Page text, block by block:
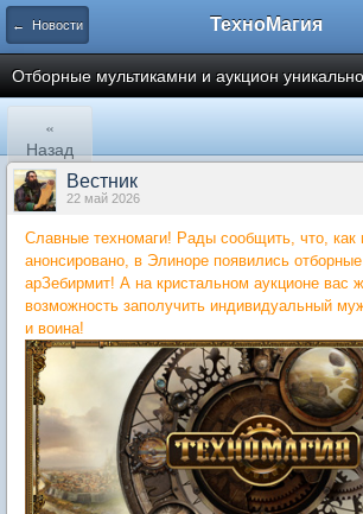
← Новости ТехноМагия
Отборные мультикамни и аукцион
«
Назад
Вестник
22 май 2026
Славные техномаги! Рады сообщить, что, как
анонсировано, в Элиноре появились
арЗебирмит! А на кристальном аукционе вас
возможность заполучить индивидуальный
и воина!